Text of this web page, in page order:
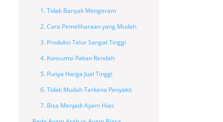
1. Tidak Banyak Mengeram
2. Cara Pemeliharaan yang Mudah
3. Produksi Telur Sangat Tinggi
4. Konsumsi Pakan Rendah
5. Punya Harga Jual Tinggi
6. Tidak Mudah Terkena Penyakit
7. Bisa Menjadi Ayam Hias